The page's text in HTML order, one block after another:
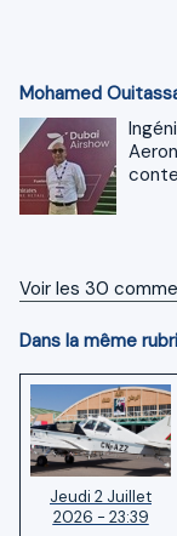
Mohamed
Voir les 30
Dans la même
Jeudi 2 Juillet
2026 - 23:39